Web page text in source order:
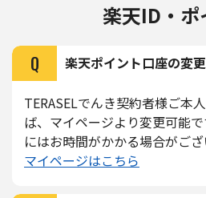
楽天ID・ポ
Q 楽天ポイント⼝座の変
TERASELでんき契約者様ご本
ば、マイページより変更可能
にはお時間がかかる場合がござ
マイページはこちら